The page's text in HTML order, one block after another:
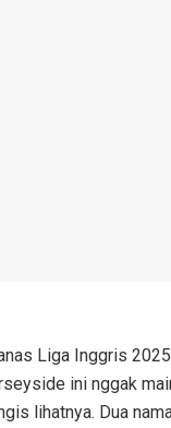
Liga Inggris
ini nggak
lihatnya. Dua